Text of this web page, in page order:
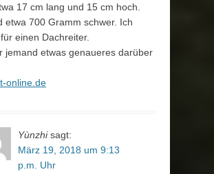
17 cm lang und 15 cm hoch.
etwa 700 Gramm schwer. Ich
einen Dachreiter.
jemand etwas genaueres darüber
online.de
Yùnzhi sagt:
März 19, 2018 um 9:13
p.m. Uhr